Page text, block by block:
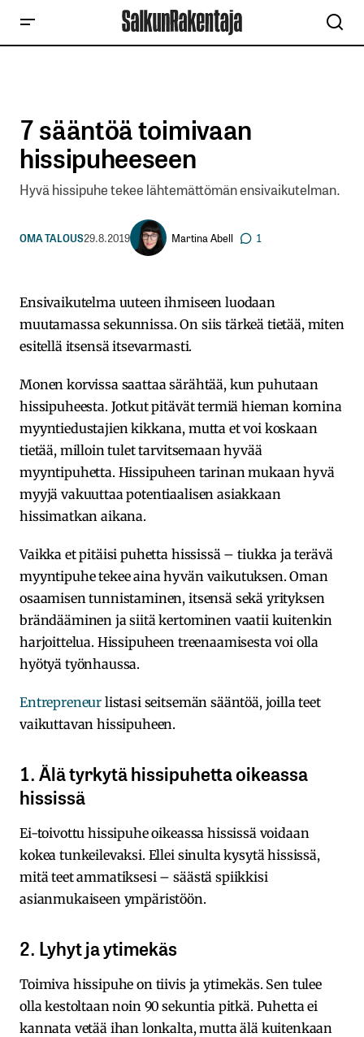
7 sääntöä toimivaan
hissipuheeseen
Hyvä hissipuhe tekee lähtemättömän ensivaikutelman.
OMA TALOUS29.8.2019 Martina Abell 1
Ensivaikutelma uuteen ihmiseen luodaan
muutamassa sekunnissa. On siis tärkeä tietää, miten
esitellä itsensä itsevarmasti.
Monen korvissa saattaa särähtää, kun puhutaan
hissipuheesta. Jotkut pitävät termiä hieman kornina
myyntiedustajien kikkana, mutta et voi koskaan
tietää, milloin tulet tarvitsemaan hyvää
myyntipuhetta. Hissipuheen tarinan mukaan hyvä
myyjä vakuuttaa potentiaalisen asiakkaan
hissimatkan aikana.
Vaikka et pitäisi puhetta hississä – tiukka ja terävä
myyntipuhe tekee aina hyvän vaikutuksen. Oman
osaamisen tunnistaminen, itsensä sekä yrityksen
brändääminen ja siitä kertominen vaatii kuitenkin
harjoittelua. Hissipuheen treenaamisesta voi olla
hyötyä työnhaussa.
Entrepreneur listasi seitsemän sääntöä, joilla teet
vaikuttavan hissipuheen.
1. Älä tyrkytä hissipuhetta oikeassa
hississä
Ei-toivottu hissipuhe oikeassa hississä voidaan
kokea tunkeilevaksi. Ellei sinulta kysytä hississä,
mitä teet ammatiksesi – säästä spiikkisi
asianmukaiseen ympäristöön.
2. Lyhyt ja ytimekäs
Toimiva hissipuhe on tiivis ja ytimekäs. Sen tulee
olla kestoltaan noin 90 sekuntia pitkä. Puhetta ei
kannata vetää ihan lonkalta, mutta älä kuitenkaan